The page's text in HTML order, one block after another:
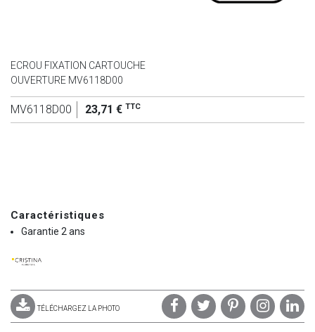
ECROU FIXATION CARTOUCHE
OUVERTURE MV6118D00
MV6118D00 23,71 € TTC
Caractéristiques
Garantie 2 ans
TÉLÉCHARGEZ LA PHOTO